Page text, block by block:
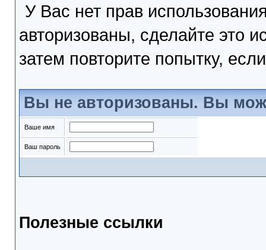
У Вас нет прав
авторизованы, сделайте это
затем повторите попытку,
Вы не авторизованы. Вы
Ваше имя
Ваш пароль
Полезные ссылки